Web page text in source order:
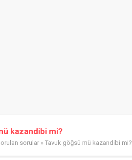
kazandibi mi?
sorular » Tavuk göğsü mü kazandibi mi?